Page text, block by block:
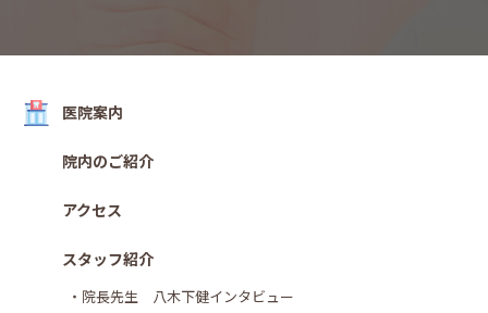
医院案内
院内のご紹介
アクセス
スタッフ紹介
・院長先生 八木下健インタビュー